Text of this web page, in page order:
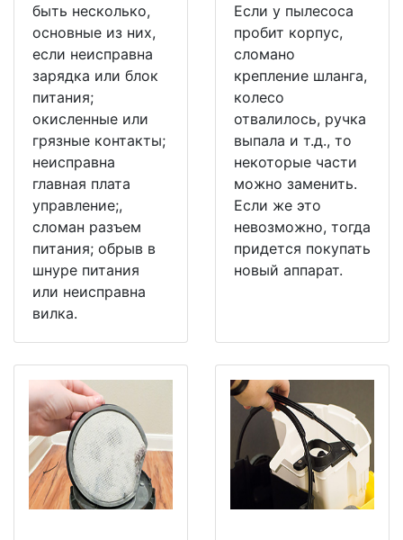
быть несколько,
основные из них,
если неисправна
зарядка или блок
питания;
окисленные или
грязные контакты;
неисправна
главная плата
управление;,
сломан разъем
питания; обрыв в
шнуре питания
или неисправна
вилка.
Если у пылесоса
пробит корпус,
сломано
крепление шланга,
колесо
отвалилось, ручка
выпала и т.д., то
некоторые части
можно заменить.
Если же это
невозможно, тогда
придется покупать
новый аппарат.